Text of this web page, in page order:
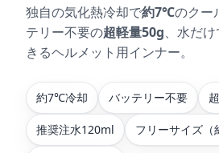
独自の気化熱冷却で約7℃のクー
テリー不要の超軽量50g、水だ
きるヘルメット用インナー。
約7℃冷却 バッテリー不要
推奨注水120ml フリーサイズ（